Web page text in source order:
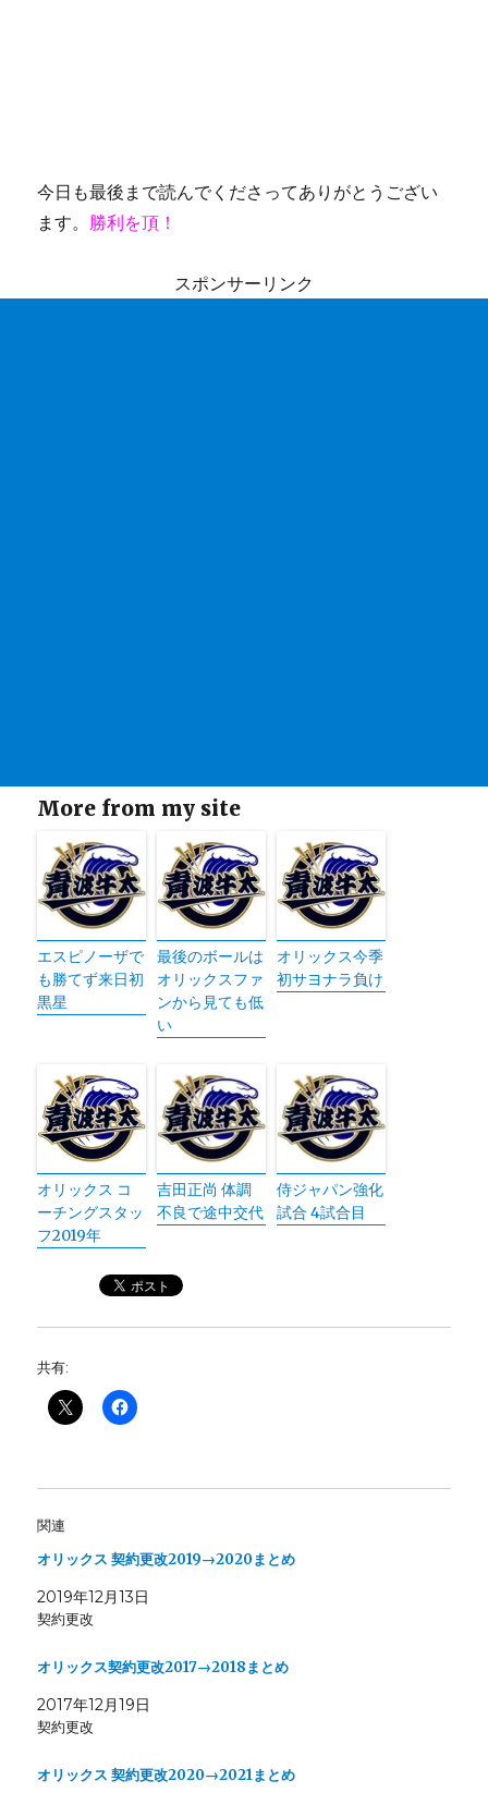
今日も最後まで読んでくださってありがとうござい
ます。 勝利を頂！
スポンサーリンク
More from my site
エスピノーザで
も勝てず来日初
黒星
最後のボールは
オリックスファ
ンから見ても低
い
オリックス今季
初サヨナラ負け
オリックス コ
ーチングスタッ
フ2019年
吉田正尚 体調
不良で途中交代
侍ジャパン強化
試合 4試合目
共有:
関連
オリックス 契約更改2019→2020まとめ
2019年12月13日
契約更改
オリックス契約更改2017→2018まとめ
2017年12月19日
契約更改
オリックス 契約更改2020→2021まとめ